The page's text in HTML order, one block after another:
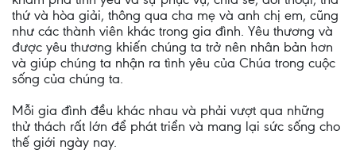
thứ và hòa giải, thông qua cha mẹ và anh chị em, cũng
như các thành viên khác trong gia đình. Yêu thương và
được yêu thương khiến chúng ta trở nên nhân bản hơn
và giúp chúng ta nhận ra tình yêu của Chúa trong cuộc
sống của chúng ta.
Mỗi gia đình đều khác nhau và phải vượt qua những
thử thách rất lớn để phát triển và mang lại sức sống cho
thế giới ngày nay.